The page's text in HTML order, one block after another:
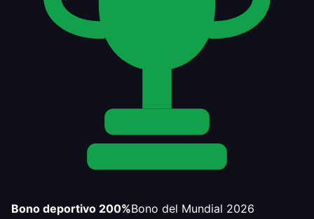
Bono deportivo 200%Bono del Mundial 2026